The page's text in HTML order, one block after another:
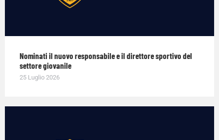
Nominati il nuovo responsabile e il direttore sportivo del
settore giovanile
25 Luglio 2026